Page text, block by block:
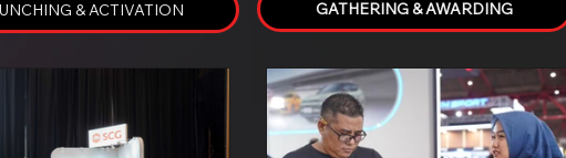
& ACTIVATION GATHERING & AWARDING